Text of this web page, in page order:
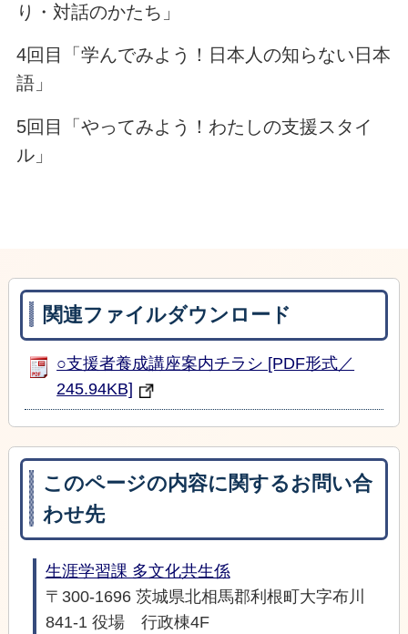
り・対話のかたち」
4回目「学んでみよう！日本人の知らない日本
語」
5回目「やってみよう！わたしの支援スタイ
ル」
関連ファイルダウンロード
○支援者養成講座案内チラシ [PDF形式／
245.94KB]
このページの内容に関するお問い合
わせ先
生涯学習課 多文化共生係
〒300-1696 茨城県北相馬郡利根町大字布川
841-1 役場 行政棟4F